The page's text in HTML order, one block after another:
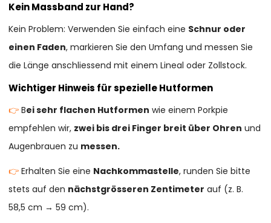
Kein Massband zur Hand?
Kein Problem: Verwenden Sie einfach eine Schnur oder
einen Faden, markieren Sie den Umfang und messen Sie
die Länge anschliessend mit einem Lineal oder Zollstock.
Wichtiger Hinweis für spezielle Hutformen
👉Bei sehr flachen Hutformen wie einem Porkpie
empfehlen wir, zwei bis drei Finger breit über Ohren und
Augenbrauen zu messen.
👉Erhalten Sie eine Nachkommastelle, runden Sie bitte
stets auf den nächstgrösseren Zentimeter auf (z. B.
58,5 cm → 59 cm).